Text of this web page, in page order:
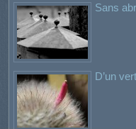
Sans
D’un